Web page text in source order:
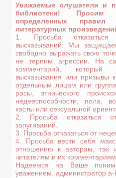
Уважаемые слушатели и
библиотеки! Просим
определенных правил
литературных
1. Просьба отказаться
высказываний. Мы
свободно выражать свою
не терпим агрессии. На
комментарий, который
высказывания или
отдельным лицам или
расы, этнического
недееспособности, пола,
касты или сексуальной
2. Просьба отказаться
запугиваний.
3. Просьба отказаться от
4. Просьба вести себя
отношению к авторам, так
читателям и их комментариям.
Надеемся на Ваше
уважением, администратор a-